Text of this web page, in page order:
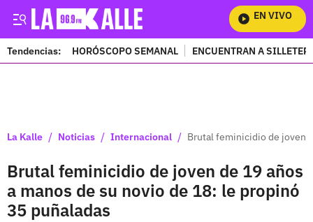
EN VIVO
Tendencias: HORÓSCOPO SEMANAL ENCUENTRAN A
La Kalle / Noticias / Internacional / Brutal feminicidio de joven
Brutal feminicidio de joven de 19 años
a manos de su novio de 18: le propinó
35 puñaladas